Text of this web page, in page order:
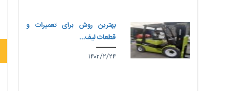
بهترین روش برای تعمیرات و
قطعات لیف...
۱۴۰۲/۲/۲۴